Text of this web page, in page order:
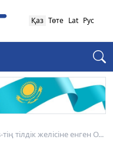
Қаз Төте Lat Рус
тілдік желісіне енген О...